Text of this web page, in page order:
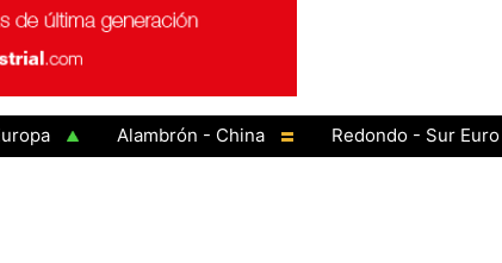
Alambrón - China
Redondo - Sur Europa